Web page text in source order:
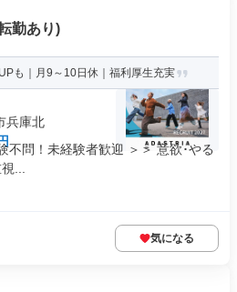
勤あり)
も｜月9～10日休｜福利厚生充実
兵庫北
不問！未経験者歓迎 ＞＞ 意欲･やる
...
気になる